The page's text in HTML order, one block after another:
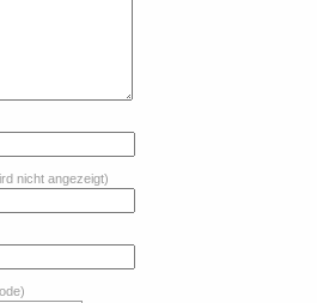
nicht angezeigt)